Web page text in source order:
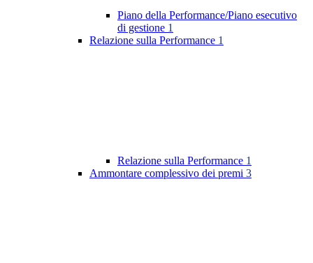
Piano della Performance/Piano esecutivo
di gestione 1
Relazione sulla Performance 1
Relazione sulla Performance 1
Ammontare complessivo dei premi 3